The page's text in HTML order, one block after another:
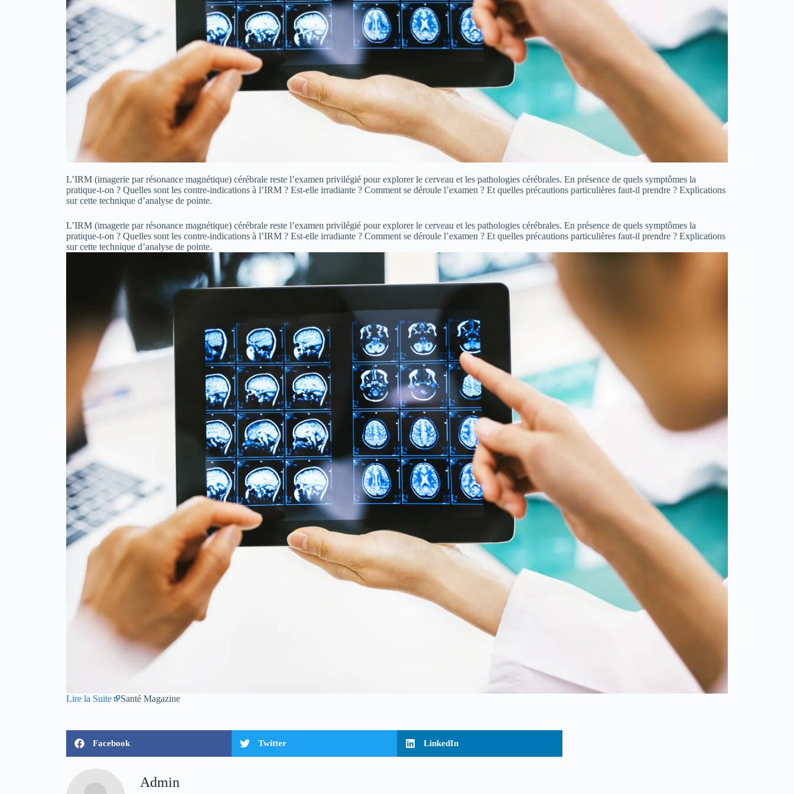
L’IRM (imagerie par résonance magnétique) cérébrale reste l’examen privilégié pour explorer le cerveau et les pathologies cérébrales. En présence de quels symptômes la
pratique-t-on ? Quelles sont les contre-indications à l’IRM ? Est-elle irradiante ? Comment se déroule l’examen ? Et quelles précautions particulières faut-il prendre ? Explications
sur cette technique d’analyse de pointe.
L’IRM (imagerie par résonance magnétique) cérébrale reste l’examen privilégié pour explorer le cerveau et les pathologies cérébrales. En présence de quels symptômes la
pratique-t-on ? Quelles sont les contre-indications à l’IRM ? Est-elle irradiante ? Comment se déroule l’examen ? Et quelles précautions particulières faut-il prendre ? Explications
sur cette technique d’analyse de pointe.
Lire la Suite Santé Magazine
Facebook Twitter LinkedIn
Admin